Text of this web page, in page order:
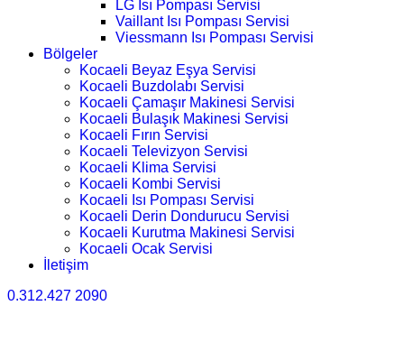
LG Isı Pompası Servisi
Vaillant Isı Pompası Servisi
Viessmann Isı Pompası Servisi
Bölgeler
Kocaeli Beyaz Eşya Servisi
Kocaeli Buzdolabı Servisi
Kocaeli Çamaşır Makinesi Servisi
Kocaeli Bulaşık Makinesi Servisi
Kocaeli Fırın Servisi
Kocaeli Televizyon Servisi
Kocaeli Klima Servisi
Kocaeli Kombi Servisi
Kocaeli Isı Pompası Servisi
Kocaeli Derin Dondurucu Servisi
Kocaeli Kurutma Makinesi Servisi
Kocaeli Ocak Servisi
İletişim
0.312.427 2090